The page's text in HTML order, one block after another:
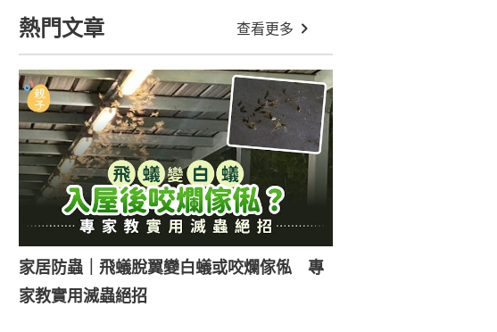
熱門文章 查看更多
家居防蟲｜飛蟻脫翼變白蟻或咬爛傢俬 專
家教實用滅蟲絕招